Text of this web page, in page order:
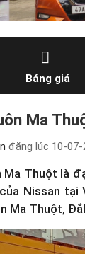
Bảng giá
Ma
đăng lúc 10-07-
Ma Thuột là
Nissan tại
Ma Thuột,